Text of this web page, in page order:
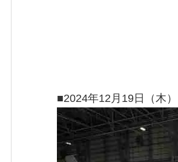
■2024年12月19日（木）